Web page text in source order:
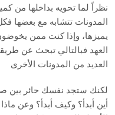
نظراً لما تحويه بداخلها من
المدونات تتشابه مع بعضها
يميزها، وإذا كنت ممن
العهد فبالتالي تبحث عن
العديد من المدونات الأخرى
لكنك ستجد نفسك حائر بين
أين أبدأ؟ وكيف أبدأ؟ وعن